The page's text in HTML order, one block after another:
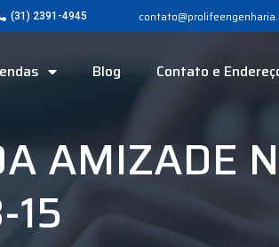
(31) 2391-4945
Blog Contato e
AMIZADE
15